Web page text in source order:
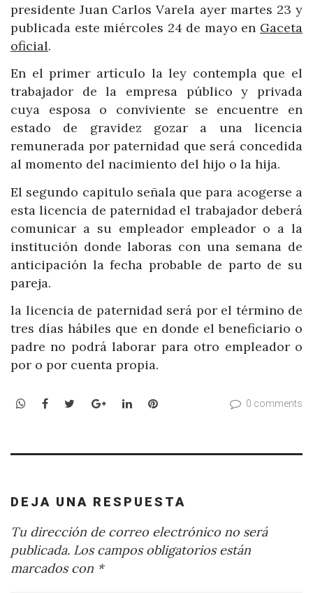
presidente Juan Carlos Varela ayer martes 23 y
publicada este miércoles 24 de mayo en Gaceta
oficial.
En el primer artículo la ley contempla que el
trabajador de la empresa público y privada
cuya esposa o conviviente se encuentre en
estado de gravidez gozar a una licencia
remunerada por paternidad que será concedida
al momento del nacimiento del hijo o la hija.
El segundo capitulo señala que para acogerse a
esta licencia de paternidad el trabajador deberá
comunicar a su empleador empleador o a la
institución donde laboras con una semana de
anticipación la fecha probable de parto de su
pareja.
la licencia de paternidad será por el término de
tres días hábiles que en donde el beneficiario o
padre no podrá laborar para otro empleador o
por o por cuenta propia.
WhatsApp
Facebook
TwitterGoogle+LinkedInPinterest 0 comments
DEJA UNA RESPUESTA
Tu dirección de correo electrónico no será
publicada. Los campos obligatorios están
marcados con *